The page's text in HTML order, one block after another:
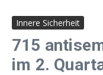
Innere Sicherheit
715
im 2.